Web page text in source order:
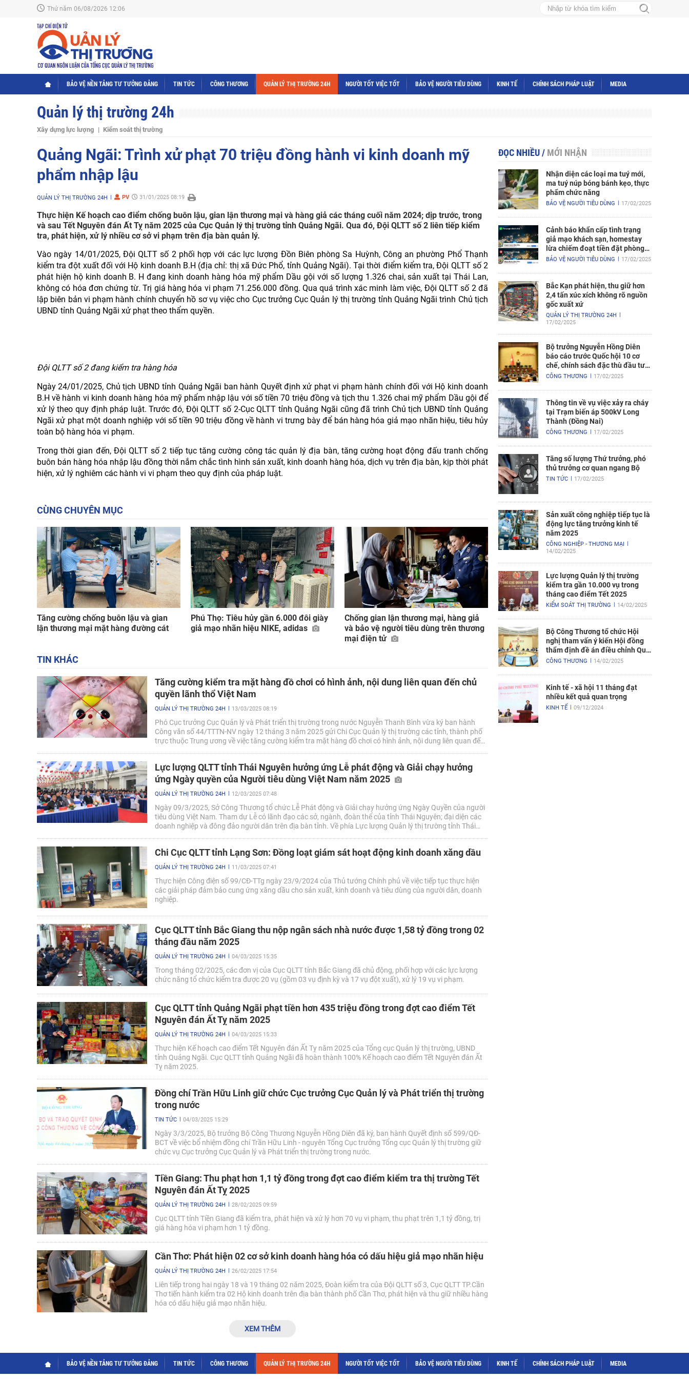
Thứ năm 06/08/2026 12:06
BẢO VỆ NỀN TẢNG TƯ TƯỞNG ĐẢNG TIN TỨC CÔNG THƯƠNG QUẢN LÝ THỊ TRƯỜNG 24H NGƯỜI TỐT VIỆC TỐT BẢO VỆ NGƯỜI TIÊU DÙNG KINH TẾ CHÍNH SÁCH PHÁP LUẬT MEDIA
Quản lý thị trường 24h
Xây dựng lực lượng Kiểm soát thị trường
Quảng Ngãi: Trình xử phạt 70 triệu đồng hành vi kinh doanh mỹ
phẩm nhập lậu
QUẢN LÝ THỊ TRƯỜNG 24H PV 31/01/2025 08:19
Thực hiện Kế hoạch cao điểm chống buôn lậu, gian lận thương mại và hàng giả các tháng cuối năm 2024; dịp trước, trong
và sau Tết Nguyên đán Ất Tỵ năm 2025 của Cục Quản lý thị trường tỉnh Quảng Ngãi. Qua đó, Đội QLTT số 2 liên tiếp kiểm
tra, phát hiện, xử lý nhiều cơ sở vi phạm trên địa bàn quản lý.
Vào ngày 14/01/2025, Đội QLTT số 2 phối hợp với các lực lượng Đồn Biên phòng Sa Huỳnh, Công an phường Phổ Thạnh
kiểm tra đột xuất đối với Hộ kinh doanh B.H (địa chỉ: thị xã Đức Phổ, tỉnh Quảng Ngãi). Tại thời điểm kiểm tra, Đội QLTT số 2
phát hiện hộ kinh doanh B. H đang kinh doanh hàng hóa mỹ phẩm Dầu gội với số lượng 1.326 chai, sản xuất tại Thái Lan,
không có hóa đơn chứng từ. Trị giá hàng hóa vi phạm 71.256.000 đồng. Qua quá trình xác minh làm việc, Đội QLTT số 2 đã
lập biên bản vi phạm hành chính chuyển hồ sơ vụ việc cho Cục trưởng Cục Quản lý thị trường tỉnh Quảng Ngãi trình Chủ tịch
UBND tỉnh Quảng Ngãi xử phạt theo thẩm quyền.
Đội QLTT số 2 đang kiểm tra hàng hóa
Ngày 24/01/2025, Chủ tịch UBND tỉnh Quảng Ngãi ban hành Quyết định xử phạt vi phạm hành chính đối với Hộ kinh doanh
B.H về hành vi kinh doanh hàng hóa mỹ phẩm nhập lậu với số tiền 70 triệu đồng và tịch thu 1.326 chai mỹ phẩm Dầu gội để
xử lý theo quy định pháp luật. Trước đó, Đội QLTT số 2-Cục QLTT tỉnh Quảng Ngãi cũng đã trình Chủ tịch UBND tỉnh Quảng
Ngãi xử phạt một doanh nghiệp với số tiền 90 triệu đồng về hành vi trưng bày để bán hàng hóa giả mạo nhãn hiệu, tiêu hủy
toàn bộ hàng hóa vi phạm.
Trong thời gian đến, Đội QLTT số 2 tiếp tục tăng cường công tác quản lý địa bàn, tăng cường hoạt động đấu tranh chống
buôn bán hàng hóa nhập lậu đồng thời nắm chắc tình hình sản xuất, kinh doanh hàng hóa, dịch vụ trên địa bàn, kịp thời phát
hiện, xử lý nghiêm các hành vi vi phạm theo quy định của pháp luật.
CÙNG CHUYÊN MỤC
Tăng cường chống buôn lậu và gian
lận thương mại mặt hàng đường cát
Phú Thọ: Tiêu hủy gần 6.000 đôi giày
giả mạo nhãn hiệu NIKE, adidas
Chống gian lận thương mại, hàng giả
và bảo vệ người tiêu dùng trên thương
mại điện tử
TIN KHÁC
Tăng cường kiểm tra mặt hàng đồ chơi có hình ảnh, nội dung liên quan đến chủ
quyền lãnh thổ Việt Nam
QUẢN LÝ THỊ TRƯỜNG 24H 13/03/2025 08:19
Phó Cục trưởng Cục Quản lý và Phát triển thị trường trong nước Nguyễn Thanh Bình vừa ký ban hành
Công văn số 44/TTTN-NV ngày 12 tháng 3 năm 2025 gửi Chi Cục Quản lý thị trường các tỉnh, thành phố
trực thuộc Trung ương về việc tăng cường kiểm tra mặt hàng đồ chơi có hình ảnh, nội dung liên quan đến
Lực lượng QLTT tỉnh Thái Nguyên hưởng ứng Lễ phát động và Giải chạy hưởng
ứng Ngày quyền của Người tiêu dùng Việt Nam năm 2025
QUẢN LÝ THỊ TRƯỜNG 24H 12/03/2025 07:48
Ngày 09/3/2025, Sở Công Thương tổ chức Lễ Phát động và Giải chạy hưởng ứng Ngày Quyền của người
tiêu dùng Việt Nam. Tham dự Lễ có lãnh đạo các sở, ngành, đoàn thể của tỉnh Thái Nguyên; đại diện các
doanh nghiệp và đông đảo người dân trên địa bàn tỉnh. Về phía Lực lượng Quản lý thị trường tỉnh Thái
Chi Cục QLTT tỉnh Lạng Sơn: Đồng loạt giám sát hoạt động kinh doanh xăng dầu
QUẢN LÝ THỊ TRƯỜNG 24H 11/03/2025 07:41
Thực hiện Công điện số 99/CĐ-TTg ngày 23/9/2024 của Thủ tướng Chính phủ về việc tiếp tục thực hiện
các giải pháp đảm bảo cung ứng xăng dầu cho sản xuất, kinh doanh và tiêu dùng của người dân, doanh
nghiệp.
Cục QLTT tỉnh Bắc Giang thu nộp ngân sách nhà nước được 1,58 tỷ đồng trong 02
tháng đầu năm 2025
QUẢN LÝ THỊ TRƯỜNG 24H 04/03/2025 15:35
Trong tháng 02/2025, các đơn vị của Cục QLTT tỉnh Bắc Giang đã chủ động, phối hợp với các lực lượng
chức năng tổ chức kiểm tra được 20 vụ (gồm 03 vụ định kỳ và 17 vụ đột xuất), xử lý 19 vụ vi phạm.
Cục QLTT tỉnh Quảng Ngãi phạt tiền hơn 435 triệu đồng trong đợt cao điểm Tết
Nguyên đán Ất Tỵ năm 2025
QUẢN LÝ THỊ TRƯỜNG 24H 04/03/2025 15:33
Thực hiện Kế hoạch cao điểm Tết Nguyên đán Ất Tỵ năm 2025 của Tổng cục Quản lý thị trường, UBND
tỉnh Quảng Ngãi. Cục QLTT tỉnh Quảng Ngãi đã hoàn thành 100% Kế hoạch cao điểm Tết Nguyên đán Ất
Tỵ năm 2025.
Đồng chí Trần Hữu Linh giữ chức Cục trưởng Cục Quản lý và Phát triển thị trường
trong nước
TIN TỨC 04/03/2025 15:29
Ngày 3/3/2025, Bộ trưởng Bộ Công Thương Nguyễn Hồng Diên đã ký, ban hành Quyết định số 599/QĐ-
BCT về việc bổ nhiệm đồng chí Trần Hữu Linh - nguyên Tổng Cục trưởng Tổng cục Quản lý thị trường giữ
chức vụ Cục trưởng Cục Quản lý và Phát triển thị trường trong nước.
Tiền Giang: Thu phạt hơn 1,1 tỷ đồng trong đợt cao điểm kiểm tra thị trường Tết
Nguyên đán Ất Tỵ 2025
QUẢN LÝ THỊ TRƯỜNG 24H 28/02/2025 09:59
Cục QLTT tỉnh Tiền Giang đã kiểm tra, phát hiện và xử lý hơn 70 vụ vi phạm, thu phạt trên 1,1 tỷ đồng, trị
giá hàng hóa vi phạm hơn 1 tỷ đồng.
Cần Thơ: Phát hiện 02 cơ sở kinh doanh hàng hóa có dấu hiệu giả mạo nhãn hiệu
QUẢN LÝ THỊ TRƯỜNG 24H 26/02/2025 17:54
Liên tiếp trong hai ngày 18 và 19 tháng 02 năm 2025, Đoàn kiểm tra của Đội QLTT số 3, Cục QLTT TP.Cần
Thơ tiến hành kiểm tra 02 Hộ kinh doanh trên địa bàn thành phố Cần Thơ, phát hiện và thu giữ nhiều hàng
hóa có dấu hiệu giả mạo nhãn hiệu.
XEM THÊM
ĐỌC NHIỀU/ MỚI NHẬN
Nhận diện các loại ma tuý mới,
ma tuý núp bóng bánh kẹo, thực
phẩm chức năng
BẢO VỆ NGƯỜI TIÊU DÙNG 17/02/2025
Cảnh báo khẩn cấp tình trạng
giả mạo khách sạn, homestay
lừa chiếm đoạt tiền đặt phòng
nghỉ
BẢO VỆ NGƯỜI TIÊU DÙNG 17/02/2025
Bắc Kạn phát hiện, thu giữ hơn
2,4 tấn xúc xích không rõ nguồn
gốc xuất xứ
QUẢN LÝ THỊ TRƯỜNG 24H
17/02/2025
Bộ trưởng Nguyễn Hồng Diên
báo cáo trước Quốc hội 10 cơ
chế, chính sách đặc thù đầu tư
xây dựng Dự án điện hạt nhân
CÔNG THƯƠNG 17/02/2025
Thông tin về vụ việc xảy ra cháy
tại Trạm biến áp 500kV Long
Thành (Đồng Nai)
CÔNG THƯƠNG 17/02/2025
Tăng số lượng Thứ trưởng, phó
thủ trưởng cơ quan ngang Bộ
TIN TỨC 17/02/2025
Sản xuất công nghiệp tiếp tục là
động lực tăng trưởng kinh tế
năm 2025
CÔNG NGHIỆP - THƯƠNG MẠI
14/02/2025
Lực lượng Quản lý thị trường
kiểm tra gần 10.000 vụ trong
tháng cao điểm Tết 2025
KIỂM SOÁT THỊ TRƯỜNG 14/02/2025
Bộ Công Thương tổ chức Hội
nghị tham vấn ý kiến Hội đồng
thẩm định đề án điều chỉnh Quy
hoạch điện VIII
CÔNG THƯƠNG 14/02/2025
Kinh tế - xã hội 11 tháng đạt
nhiều kết quả quan trọng
KINH TẾ 09/12/2024
BẢO VỆ NỀN TẢNG TƯ TƯỞNG ĐẢNG TIN TỨC CÔNG THƯƠNG QUẢN LÝ THỊ TRƯỜNG 24H NGƯỜI TỐT VIỆC TỐT BẢO VỆ NGƯỜI TIÊU DÙNG KINH TẾ CHÍNH SÁCH PHÁP LUẬT MEDIA